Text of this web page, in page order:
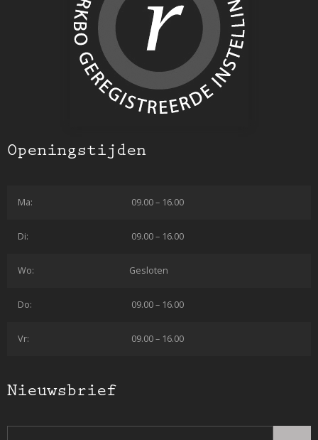
Openingstijden
Ma: 09.00 – 16.00
Di: 09.00 – 16.00
Wo: Gesloten
Do: 09.00 – 16.00
Vr: 09.00 – 16.00
Nieuwsbrief